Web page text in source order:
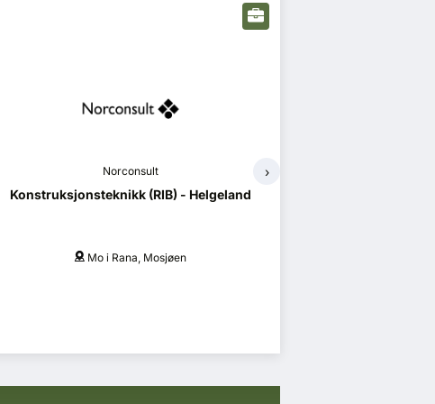
Norconsult
Prosjektadministrasjon (PA) - Helgeland
Mo i Rana, Mosjøen
›